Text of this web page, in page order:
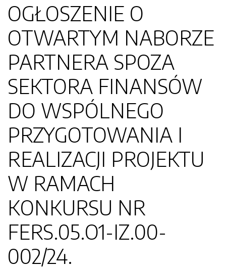
OGŁOSZENIE O
OTWARTYM NABORZE
PARTNERA SPOZA
SEKTORA FINANSÓW
DO WSPÓLNEGO
PRZYGOTOWANIA I
REALIZACJI PROJEKTU
W RAMACH
KONKURSU NR
FERS.05.O1-IZ.00-
002/24.